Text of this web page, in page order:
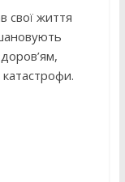
свої життя
катастрофи.